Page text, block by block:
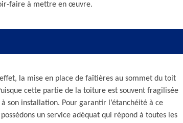
faire à mettre en œuvre.
la mise en place de faîtières au sommet du toit
cette partie de la toiture est souvent fragilisée
installation. Pour garantir l’étanchéité à ce
un service adéquat qui répond à toutes les